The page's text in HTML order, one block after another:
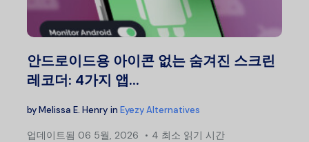
안드로이드용 아이콘 없는 숨겨진 스크린
레코더: 4가지 앱...
byMelissa E. Henry in Eyezy Alternatives
업데이트됨 06 5월, 2026 4 최소 읽기 시간